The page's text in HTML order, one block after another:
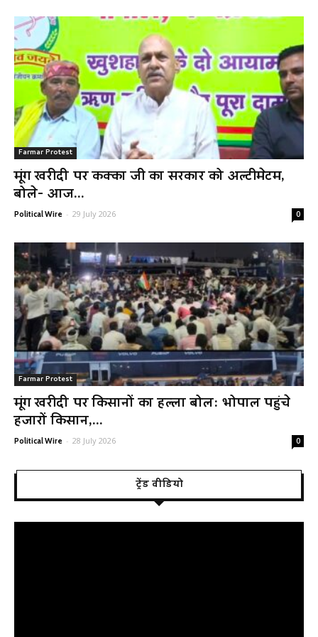
Farmar Protest
मूंग खरीदी पर कक्का जी का सरकार को अल्टीमेटम,
बोले- आज...
Political Wire - 29 July 2026 0
Farmar Protest
मूंग खरीदी पर किसानों का हल्ला बोल: भोपाल पहुंचे
हजारों किसान,...
Political Wire - 28 July 2026 0
ट्रेंड वीडियो